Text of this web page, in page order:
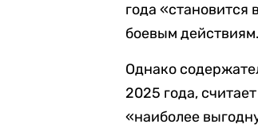
года «становится
боевым действиям.
Однако
2025 года,
«наиболее